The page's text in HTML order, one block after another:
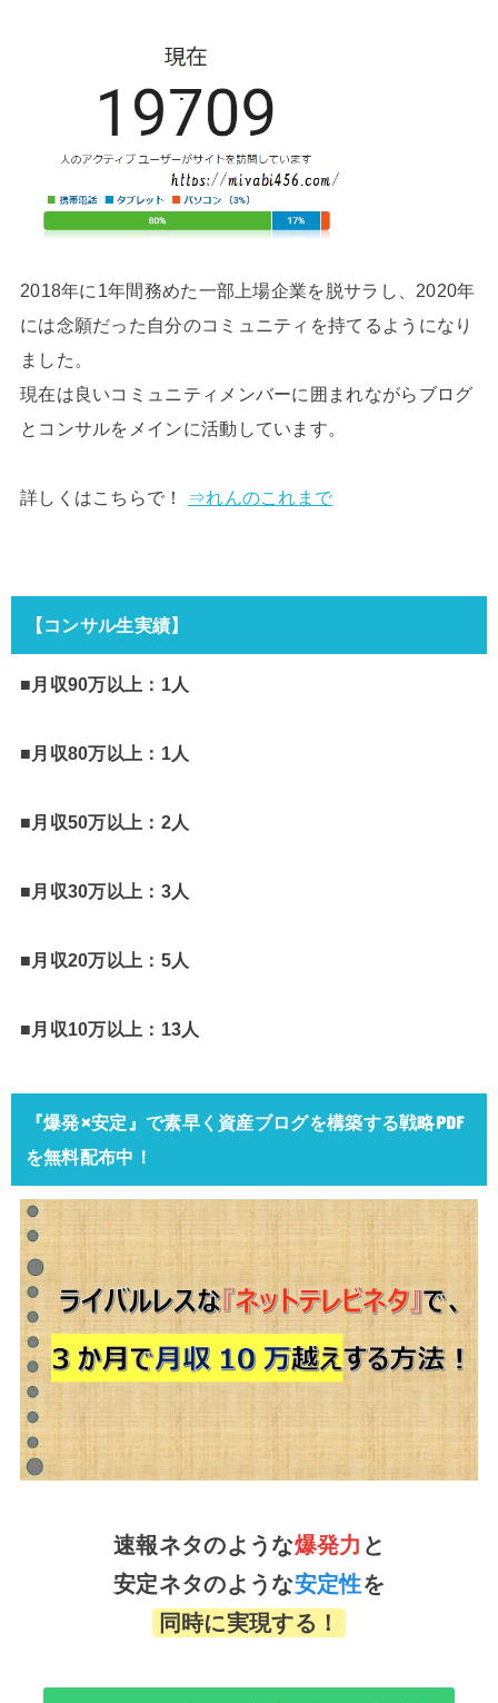
2018年に1年間務めた一部上場企業を脱サラし、2020年
には念願だった自分のコミュニティを持てるようになり
ました。
現在は良いコミュニティメンバーに囲まれながらブログ
とコンサルをメインに活動しています。
詳しくはこちらで！ ⇒れんのこれまで
【コンサル生実績】
■月収90万以上：1人
■月収80万以上：1人
■月収50万以上：2人
■月収30万以上：3人
■月収20万以上：5人
■月収10万以上：13人
『爆発×安定』で素早く資産ブログを構築する戦略PDF
を無料配布中！
速報ネタのような爆発力 と
安定ネタのような安定性を
同時に実現する！